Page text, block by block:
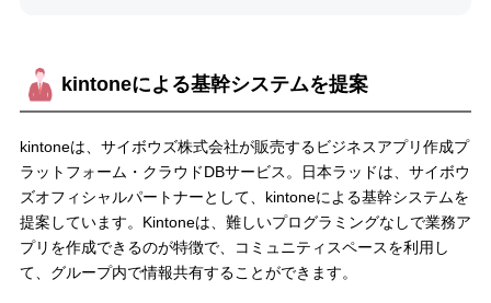
kintoneによる基幹システムを提案
kintoneは、サイボウズ株式会社が販売するビジネスアプリ作成プ
ラットフォーム・クラウドDBサービス。日本ラッドは、サイボウ
ズオフィシャルパートナーとして、kintoneによる基幹システムを
提案しています。Kintoneは、難しいプログラミングなしで業務ア
プリを作成できるのが特徴で、コミュニティスペースを利用し
て、グループ内で情報共有することができます。